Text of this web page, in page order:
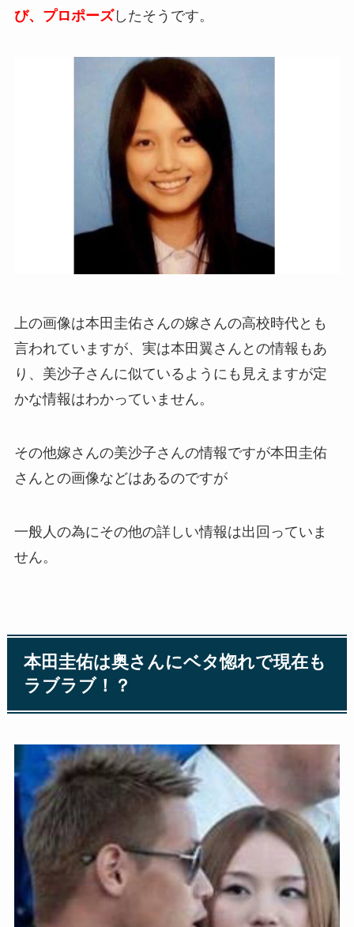
び、プロポーズしたそうです。
上の画像は本田圭佑さんの嫁さんの高校時代とも
言われていますが、実は本田翼さんとの情報もあ
り、美沙子さんに似ているようにも見えますが定
かな情報はわかっていません。
その他嫁さんの美沙子さんの情報ですが本田圭佑
さんとの画像などはあるのですが
一般人の為にその他の詳しい情報は出回っていま
せん。
本田圭佑は奥さんにベタ惚れで現在も
ラブラブ！？